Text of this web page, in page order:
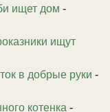
ищет дом -
ищут
в добрые руки -
котенка -